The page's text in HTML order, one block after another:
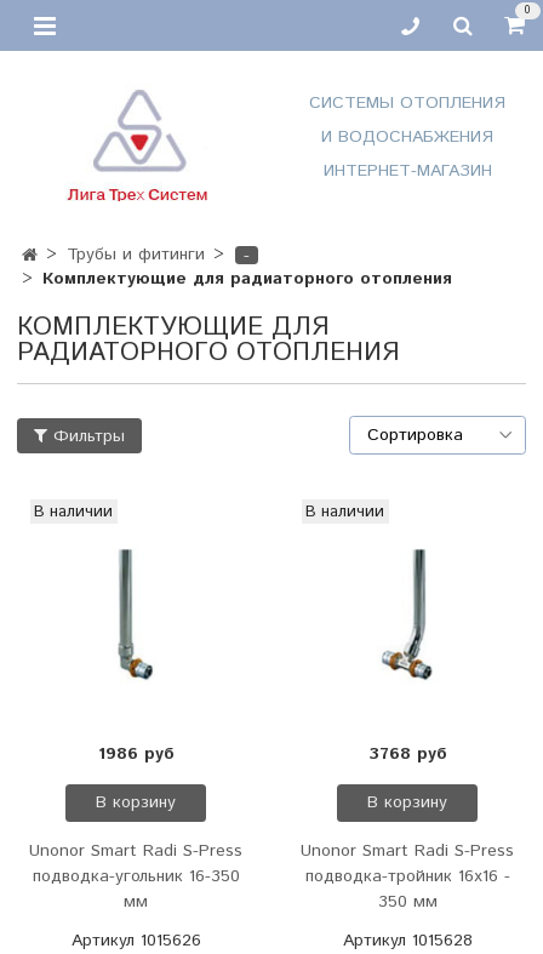
0
СИСТЕМЫ ОТОПЛЕНИЯ
И ВОДОСНАБЖЕНИЯ
ИНТЕРНЕТ-МАГАЗИН
Трубы и фитинги
-
Комплектующие для радиаторного отопления
КОМПЛЕКТУЮЩИЕ ДЛЯ
РАДИАТОРНОГО ОТОПЛЕНИЯ
Фильтры
В наличии
1986 руб
В корзину
Unonor Smart Radi S-Press
подводка-угольник 16-350
мм
Артикул 1015626
В наличии
3768 руб
В корзину
Unonor Smart Radi S-Press
подводка-тройник 16х16 -
350 мм
Артикул 1015628